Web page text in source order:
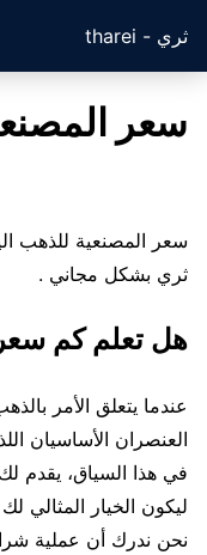
ثري - tharei
سعر
سعر المصنعية للذهب
ثري بشكل مجاني .
هل تعلم كم
عندما يتعلق الأمر
العنصران الأساسيان
في هذا السياق، يقدم
ليكون الخيار المثالي
نحن ندرك أن عملية